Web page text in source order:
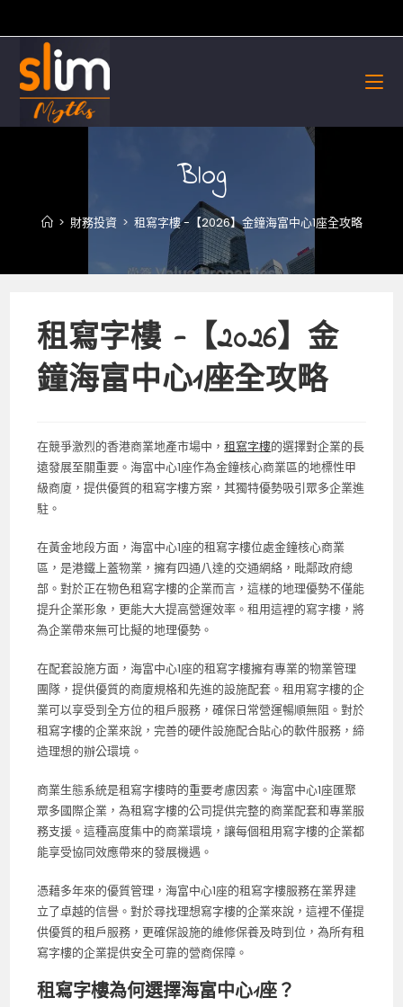
to
content
Blog
> 財務投資 > 租寫字樓 -【2026】金鐘海富中心1座全攻略
租寫字樓 -【2026】金
鐘海富中心1座全攻略
在競爭激烈的香港商業地產市場中，租寫字樓的選擇對企業的長
遠發展至關重要。海富中心1座作為金鐘核心商業區的地標性甲
級商廈，提供優質的租寫字樓方案，其獨特優勢吸引眾多企業進
駐。
在黃金地段方面，海富中心1座的租寫字樓位處金鐘核心商業
區，是港鐵上蓋物業，擁有四通八達的交通網絡，毗鄰政府總
部。對於正在物色租寫字樓的企業而言，這樣的地理優勢不僅能
提升企業形象，更能大大提高營運效率。租用這裡的寫字樓，將
為企業帶來無可比擬的地理優勢。
在配套設施方面，海富中心1座的租寫字樓擁有專業的物業管理
團隊，提供優質的商廈規格和先進的設施配套。租用寫字樓的企
業可以享受到全方位的租戶服務，確保日常營運暢順無阻。對於
租寫字樓的企業來說，完善的硬件設施配合貼心的軟件服務，締
造理想的辦公環境。
商業生態系統是租寫字樓時的重要考慮因素。海富中心1座匯聚
眾多國際企業，為租寫字樓的公司提供完整的商業配套和專業服
務支援。這種高度集中的商業環境，讓每個租用寫字樓的企業都
能享受協同效應帶來的發展機遇。
憑藉多年來的優質管理，海富中心1座的租寫字樓服務在業界建
立了卓越的信譽。對於尋找理想寫字樓的企業來說，這裡不僅提
供優質的租戶服務，更確保設施的維修保養及時到位，為所有租
寫字樓的企業提供安全可靠的營商保障。
租寫字樓為何選擇海富中心1座？